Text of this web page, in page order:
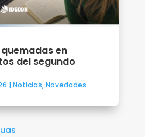
en
del segundo
| Noticias,Novedades